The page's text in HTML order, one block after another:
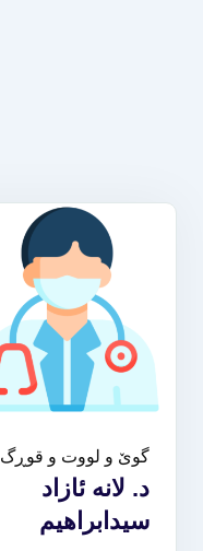
گوێ و لووت و قوڕگ
د. لانە ئازاد
سیدابراهیم